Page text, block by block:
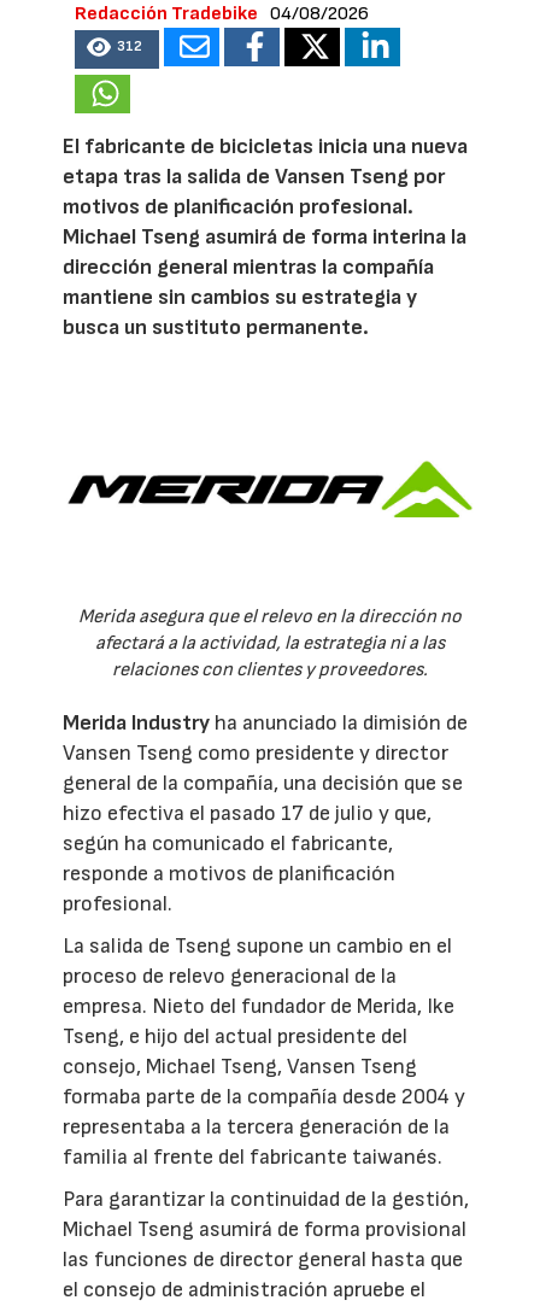
Redacción Tradebike 04/08/2026
312
El fabricante de bicicletas inicia una nueva
etapa tras la salida de Vansen Tseng por
motivos de planificación profesional.
Michael Tseng asumirá de forma interina la
dirección general mientras la compañía
mantiene sin cambios su estrategia y
busca un sustituto permanente.
Merida asegura que el relevo en la dirección no
afectará a la actividad, la estrategia ni a las
relaciones con clientes y proveedores.
Merida Industry ha anunciado la dimisión de
Vansen Tseng como presidente y director
general de la compañía, una decisión que se
hizo efectiva el pasado 17 de julio y que,
según ha comunicado el fabricante,
responde a motivos de planificación
profesional.
La salida de Tseng supone un cambio en el
proceso de relevo generacional de la
empresa. Nieto del fundador de Merida, Ike
Tseng, e hijo del actual presidente del
consejo, Michael Tseng, Vansen Tseng
formaba parte de la compañía desde 2004 y
representaba a la tercera generación de la
familia al frente del fabricante taiwanés.
Para garantizar la continuidad de la gestión,
Michael Tseng asumirá de forma provisional
las funciones de director general hasta que
el consejo de administración apruebe el